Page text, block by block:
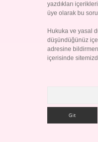
yazdıkları
üye olarak bu
Hukuka ve yasal
düşündüğünüz
adresine
içerisinde